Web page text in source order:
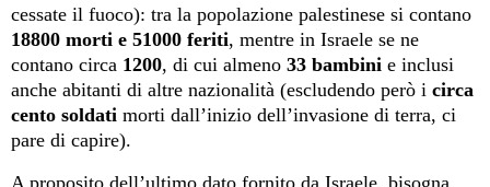
cessate il fuoco): tra la popolazione palestinese si contano
18800 morti e 51000 feriti, mentre in Israele se ne
contano circa 1200, di cui almeno 33 bambini e inclusi
anche abitanti di altre nazionalità (escludendo però i circa
cento soldati morti dall’inizio dell’invasione di terra, ci
pare di capire).